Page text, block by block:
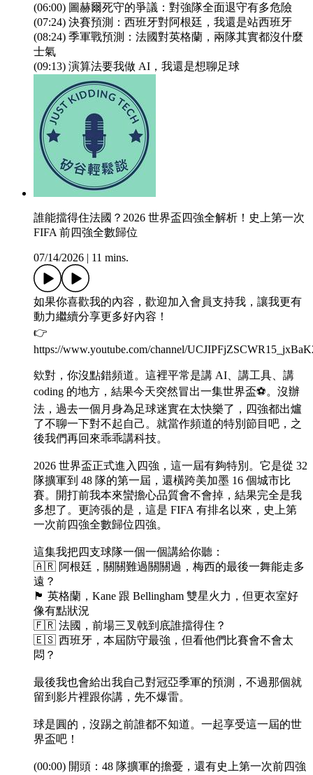
(06:00) 圖赫爾死守的爭議：對強隊全面退守有多危險
(07:24) 決賽預測：西班牙對阿根廷，我還是站西班牙
(08:24) 季軍戰預測：法國對英格蘭，兩隊其實都沒什麼
士氣
(09:13) 演算法要我做 AI，我還是想聊足球
誰能擋得住法國？2026 世界盃四強全解析！史上第一次
FIFA 前四強全數歸位
07/14/2026 11 mins.
如果你喜歡我的內容，歡迎加入會員支持我，讓我更有
動力繼續分享更多好內容！
👉
https://www.youtube.com/channel/
欸對，你沒點錯頻道。這裡平常是講 AI、講工具、講
coding 的地方，結果今天突然冒出一集世界盃⚽️。沒辦
法，過去一個月身為足球迷實在太快樂了，四強都出爐
了不聊一下對不起自己。就當作頻道的特別節目吧，之
後我們再回來乖乖講科技。
2026 世界盃正式進入四強，這一屆有夠特別。它是從 32
隊擴軍到 48 隊的第一屆，還橫跨美加墨 16 個城市比
賽。開打前我本來蠻擔心品質會不會掉，結果完全是我
多想了。更誇張的是，這是 FIFA 有排名以來，史上第
一次前四強全數歸位四強。
這集我把四支球隊一個一個講給你聽：
🇦🇷 阿根廷，關關難過關關過，梅西的最後一舞能走多
遠？
🏴󠁧󠁢󠁥󠁮󠁧󠁿 英格蘭，Kane 跟 Bellingham 雙星火力，但更衣室好
像有點狀況
🇫🇷 法國，前場三叉戟到底誰擋得住？
🇪🇸 西班牙，本屆防守最強，但看他們比賽會不會太
悶？
最後我也會給出我自己對冠亞季軍的預測，不過那個就
留到影片裡跟你講，先不爆雷。
球是圓的，沒踢之前誰都不知道。一起享受這一屆的世
界盃吧！
(00:00) 開頭：48 隊擴軍的擔憂，還有史上第一次前四強